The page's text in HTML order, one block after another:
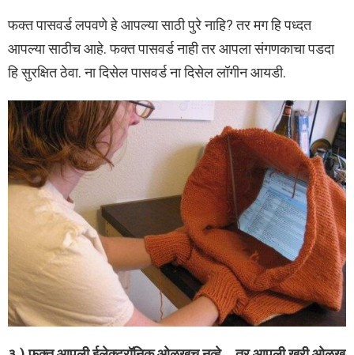
फक्त पासवर्ड लपवणे हे आपल्या साठी पुरे नाहि? तर मग हि पध्दत
आपल्या साठीच आहे. फक्त पासवर्ड नाही तर आपला संगणकाचा पडदा
हि सुरक्षित ठेवा. ना दिसेल पासवर्ड ना दिसेल लॉगीन आयडी.